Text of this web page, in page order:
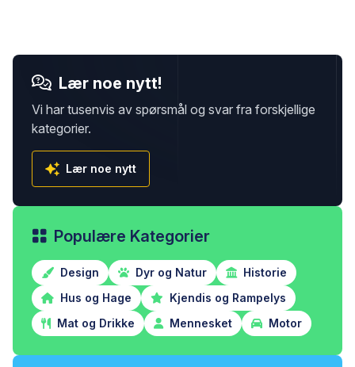
Lær noe nytt!
Vi har tusenvis av spørsmål og svar fra forskjellige
kategorier.
Lær noe nytt
Populære Kategorier
Design Dyr og Natur
Historie
Hus og Hage
Kjendis og Rampelys
Mat og Drikke
Mennesket Motor